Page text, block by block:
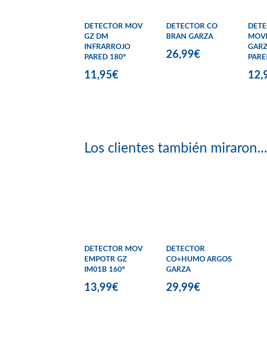
DETECTOR MOV
GZ DM
INFRARROJO
PARED 180º
11,95€
DETECTOR CO
BRAN GARZA
26,99€
Los clientes también miraron...
DETECTOR MOV
EMPOTR GZ
IM01B 160º
13,99€
DETECTOR
CO+HUMO ARGOS
GARZA
29,99€